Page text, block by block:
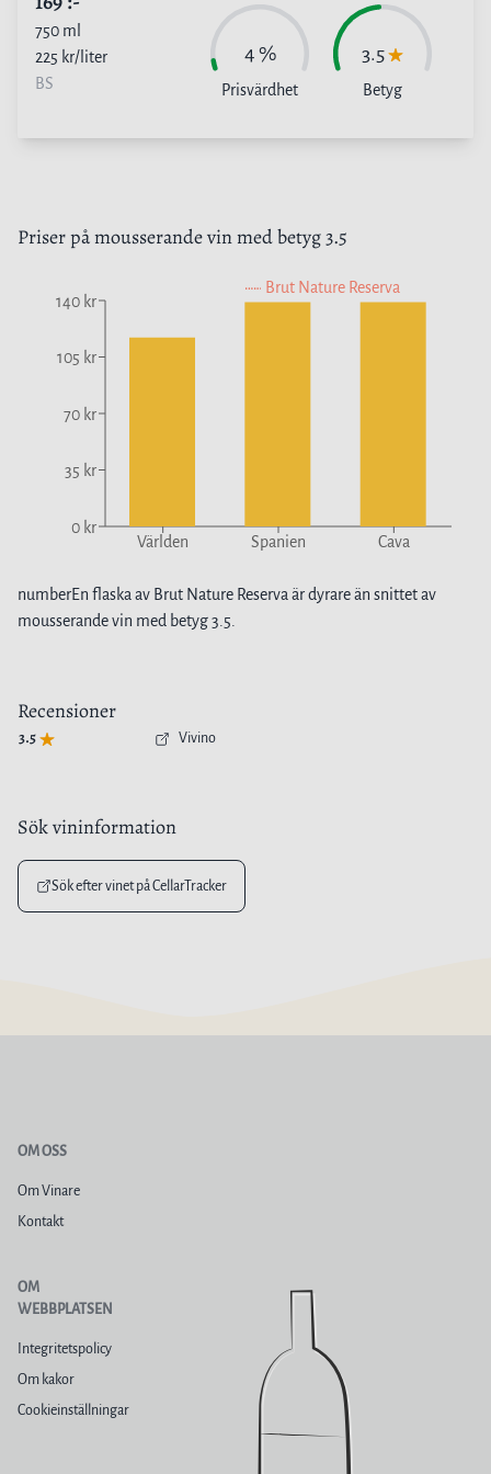
750 ml
225 kr/liter
BS
4 %
Prisvärdhet
3.5
Betyg
Priser påmousserande vinmed betyg3.5
0 kr
35 kr
70 kr
105 kr
140 kr
Världen Spanien Cava
Brut Nature Reserva
numberEn flaska av Brut Nature Reserva ärdyrareän snittet av
mousserande vin med betyg3.5
Recensioner
3.5 Vivino
Sök vininformation
Sök efter vinet på CellarTracker
OM OSS
Om Vinare
Kontakt
OM
WEBBPLATSEN
Integritetspolicy
Om kakor
Cookieinställningar